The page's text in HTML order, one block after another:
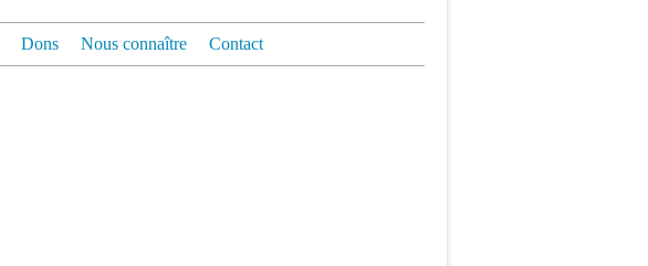
Dons Nous connaître Contact